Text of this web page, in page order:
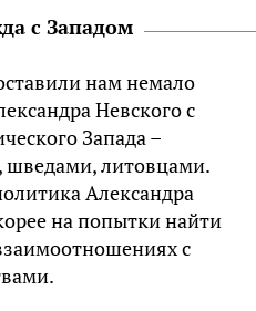
с Западом
нам немало
Невского с
Запада –
шведами, литовцами.
Александра
на попытки найти
с